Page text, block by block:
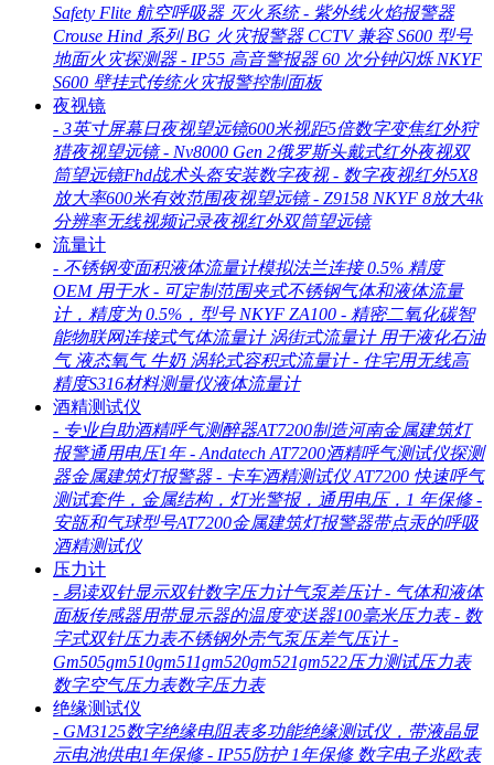
Safety Flite 航空呼吸器 灭火系统 - 紫外线火焰报警器
Crouse Hind 系列 BG 火灾报警器 CCTV 兼容 S600 型号
地面火灾探测器 - IP55 高音警报器 60 次分钟闪烁 NKYF
S600 壁挂式传统火灾报警控制面板
夜视镜
- 3英寸屏幕日夜视望远镜600米视距5倍数字变焦红外狩
猎夜视望远镜 - Nv8000 Gen 2俄罗斯头戴式红外夜视双
筒望远镜Fhd战术头盔安装数字夜视 - 数字夜视红外5X8
放大率600米有效范围夜视望远镜 - Z9158 NKYF 8放大4k
分辨率无线视频记录夜视红外双筒望远镜
流量计
- 不锈钢变面积液体流量计模拟法兰连接 0.5% 精度
OEM 用于水 - 可定制范围夹式不锈钢气体和液体流量
计，精度为 0.5%，型号 NKYF ZA100 - 精密二氧化碳智
能物联网连接式气体流量计 涡街式流量计 用于液化石油
气 液态氧气 牛奶 涡轮式容积式流量计 - 住宅用无线高
精度S316材料测量仪液体流量计
酒精测试仪
- 专业自助酒精呼气测醉器AT7200制造河南金属建筑灯
报警通用电压1年 - Andatech AT7200酒精呼气测试仪探测
器金属建筑灯报警器 - 卡车酒精测试仪 AT7200 快速呼气
测试套件，金属结构，灯光警报，通用电压，1 年保修 -
安瓿和气球型号AT7200金属建筑灯报警器带点汞的呼吸
酒精测试仪
压力计
- 易读双针显示双针数字压力计气泵差压计 - 气体和液体
面板传感器用带显示器的温度变送器100毫米压力表 - 数
字式双针压力表不锈钢外壳气泵压差气压计 -
Gm505gm510gm511gm520gm521gm522压力测试压力表
数字空气压力表数字压力表
绝缘测试仪
- GM3125数字绝缘电阻表多功能绝缘测试仪，带液晶显
示电池供电1年保修 - IP55防护 1年保修 数字电子兆欧表